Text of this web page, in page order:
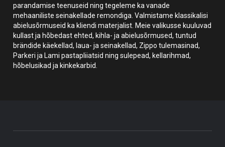
parandamise teenuseid ning tegeleme ka vanade
mehaaniliste seinakellade remondiga. Valmistame klassikalisi
abielusõrmuseid ka kliendi materjalist. Meie valikusse kuuluvad
kullast ja hõbedast ehted, kihla- ja abielusõrmused, tuntud
brändide käekellad, laua- ja seinakellad, Zippo tulemasinad,
Parkeri ja Lami pastapliiatsid ning sulepead, kellarihmad,
hõbelusikad ja kinkekarbid.